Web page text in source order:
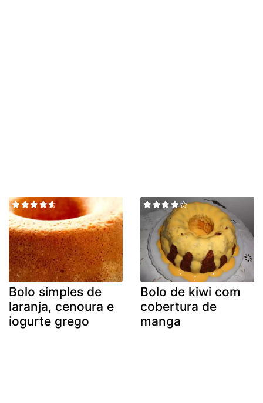
Bolo simples de
laranja, cenoura e
iogurte grego
Bolo de kiwi com
cobertura de
manga